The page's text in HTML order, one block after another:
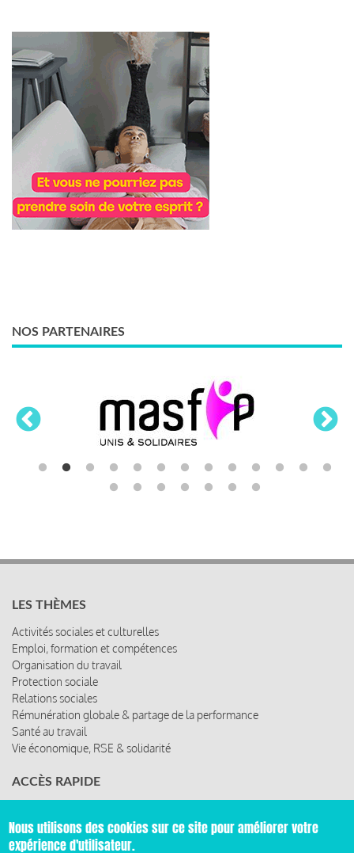
NOS PARTENAIRES
LES THÈMES
Activités sociales et culturelles
Emploi, formation et compétences
Organisation du travail
Protection sociale
Relations sociales
Rémunération globale & partage de la performance
Santé au travail
Vie économique, RSE & solidarité
ACCÈS RAPIDE
Les rencontres
Les ressources
Nous utilisons des cookies sur ce site pour améliorer votre
expérience d'utilisateur.